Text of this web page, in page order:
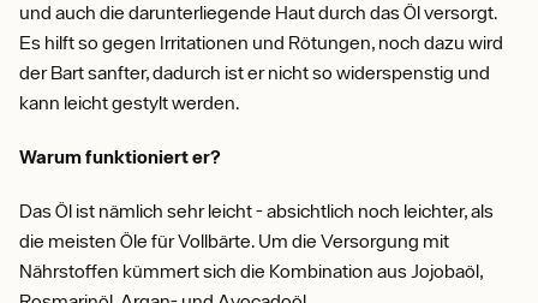
und auch die darunterliegende Haut durch das Öl versorgt.
Es hilft so gegen Irritationen und Rötungen, noch dazu wird
der Bart sanfter, dadurch ist er nicht so widerspenstig und
kann leicht gestylt werden.
Warum funktioniert er?
Das Öl ist nämlich sehr leicht - absichtlich noch leichter, als
die meisten Öle für Vollbärte. Um die Versorgung mit
Nährstoffen kümmert sich die Kombination aus Jojobaöl,